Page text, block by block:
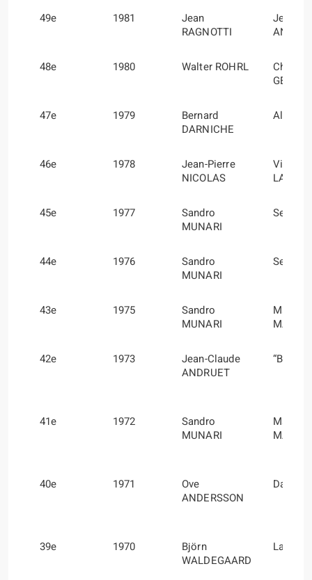
49e 1981
Jean
RAGNOTTI
Jean-
ANDRIE
48e 1980 Walter ROHRL
47e 1979
Bernard
DARNICHE
Alain
46e 1978
Jean-Pierre
NICOLAS
Vincent
45e 1977
Sandro
MUNARI
Sergio
44e 1976
Sandro
MUNARI
Sergio
43e 1975
Sandro
MUNARI
Mario
42e 1973
Jean-Claude
ANDRUET
“BICHE”
41e 1972
Sandro
MUNARI
Mario
40e 1971
Ove
ANDERSSON
David
39e 1970
Björn
WALDEGAARD
Lars